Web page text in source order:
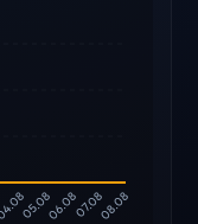
05.0806.0807.0808.08